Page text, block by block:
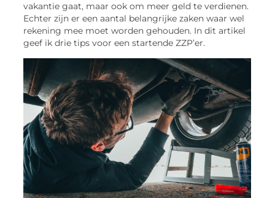
vakantie gaat, maar ook om meer geld te verdienen.
Echter zijn er een aantal belangrijke zaken waar wel
rekening mee moet worden gehouden. In dit artikel
geef ik drie tips voor een startende ZZP’er.